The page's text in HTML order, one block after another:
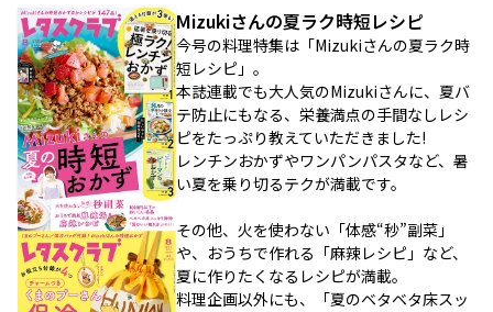
Mizukiさんの夏ラク時短レシピ
今号の料理特集は「Mizukiさんの夏ラク時
短レシピ」。
本誌連載でも大人気のMizukiさんに、夏バ
テ防止にもなる、栄養満点の手間なしレシ
ピをたっぷり教えていただきました!
レンチンおかずやワンパンパスタなど、暑
い夏を乗り切るテクが満載です。
その他、火を使わない「体感“秒”副菜」
や、おうちで作れる「麻辣レシピ」など、
夏に作りたくなるレシピが満載。
料理企画以外にも、「夏のベタベタ床スッ